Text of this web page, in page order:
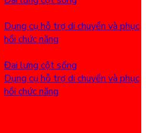
Dụng cụ hỗ trợ di chuyển và phục
hồi chức năng
Đai lưng cột sống
Dụng cụ hỗ trợ di chuyển và phục
hồi chức năng